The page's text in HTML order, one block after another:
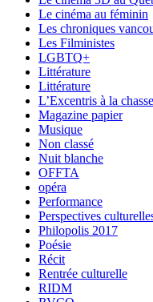
Le cinéma au féminin
Les chroniques
Les Filministes
LGBTQ+
Littérature
Littérature
L’Excentris à la
Magazine papier
Musique
Non classé
Nuit blanche
OFFTA
opéra
Performance
Perspectives
Philopolis 2017
Poésie
Récit
Rentrée culturelle
RIDM